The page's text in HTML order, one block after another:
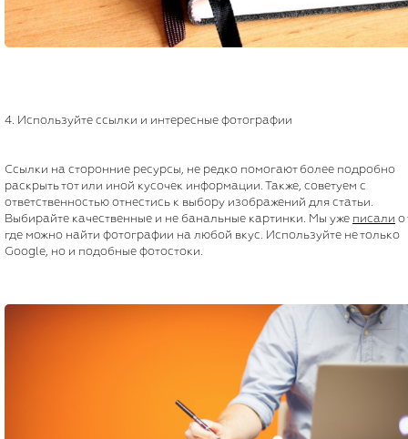
4. Используйте ссылки и интересные фотографии
Ссылки на сторонние ресурсы, не редко помогают более подробно
раскрыть тот или иной кусочек информации. Также, советуем с
ответственностью отнестись к выбору изображений для статьи.
Выбирайте качественные и не банальные картинки. Мы уже писали о
где можно найти фотографии на любой вкус. Используйте не только
Google, но и подобные фотостоки.